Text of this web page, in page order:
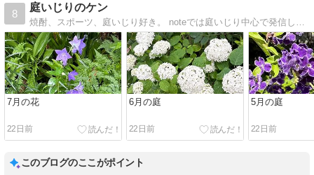
8
庭いじりのケン
7月の花
22日前
6月の庭
22日前
5月の庭
22日前
このブログのここがポイント